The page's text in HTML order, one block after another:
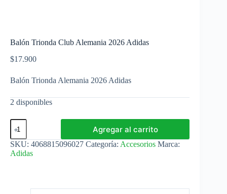
Balón Trionda Club Alemania 2026 Adidas
$17.900
Balón Trionda Alemania 2026 Adidas
2 disponibles
Balón
Trionda
Club
Alemania
2026
Agregar al carrito
SKU: 4068815096027 Categoría: Accesorios Marca:
Adidas